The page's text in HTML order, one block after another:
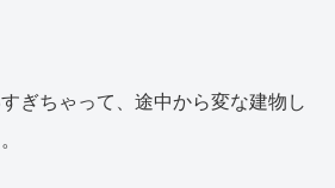
ぎちゃって、途中から変な建物し